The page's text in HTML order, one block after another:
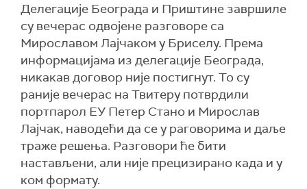
Делегације Београда и Приштине завршиле
су вечерас одвојене разговоре са
Мирославом Лајчаком у Бриселу. Према
информацијама из делегације Београда,
никакав договор није постигнут. То су
раније вечерас на Твитеру потврдили
портпарол ЕУ Петер Стано и Мирослав
Лајчак, наводећи да се у раговорима и даље
траже решења. Разговори ће бити
настављени, али није прецизирано када и у
ком формату.